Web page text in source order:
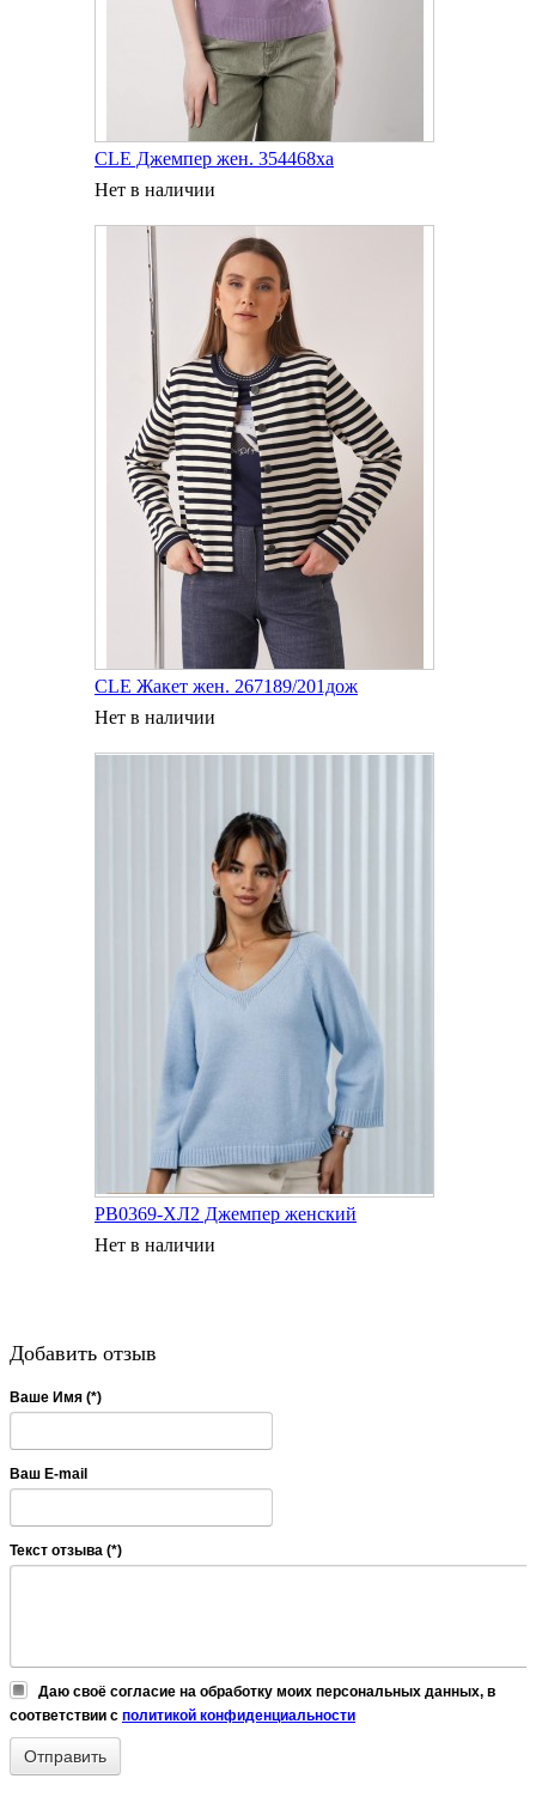
CLE Джемпер жен. 354468ха
Нет в наличии
CLE Жакет жен. 267189/201дож
Нет в наличии
РВ0369-ХЛ2 Джемпер женский
Нет в наличии
Добавить отзыв
Ваше Имя (*)
Ваш E-mail
Текст отзыва (*)
Даю своё согласие на обработку моих персональных данных, в
соответствии с политикой конфиденциальности